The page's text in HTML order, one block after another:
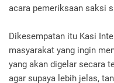
acara pemeriksaan saksi
Dikesempatan itu Kasi
masyarakat yang ingin
yang akan digelar secara
agar supaya lebih jelas,